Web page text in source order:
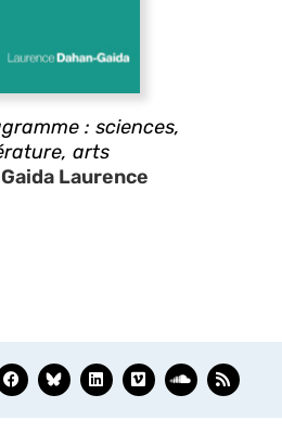
: sciences,
arts
Laurence